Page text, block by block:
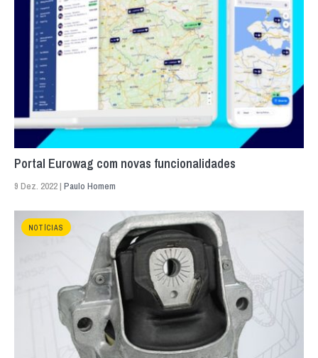
Portal Eurowag com novas funcionalidades
9 Dez. 2022 | Paulo Homem
NOTÍCIAS